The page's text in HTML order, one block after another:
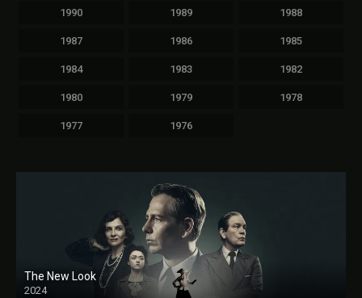
1990 1989 1988
1987 1986 1985
1984 1983 1982
1980 1979 1978
1977 1976
The New Look
2024